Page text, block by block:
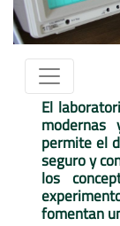
El
modernas
permite el
seguro y
los
fomentan